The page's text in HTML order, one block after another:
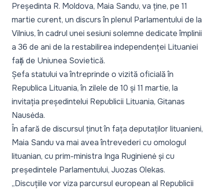
Președinta R. Moldova, Maia Sandu, va ține, pe 11
martie curent, un discurs în plenul Parlamentului de la
Vilnius, în cadrul unei sesiuni solemne dedicate împlinii
a 36 de ani de la restabilirea independenței Lituaniei
față de Uniunea Sovietică.
Șefa statului va întreprinde o vizită oficială în
Republica Lituania, în zilele de 10 și 11 martie, la
invitația președintelui Republicii Lituania, Gitanas
Nausėda.
În afară de discursul ținut în fața deputaților lituanieni,
Maia Sandu va mai avea întrevederi cu omologul
lituanian, cu prim-ministra Inga Ruginienė și cu
președintele Parlamentului, Juozas Olekas.
„Discuțiile vor viza parcursul european al Republicii